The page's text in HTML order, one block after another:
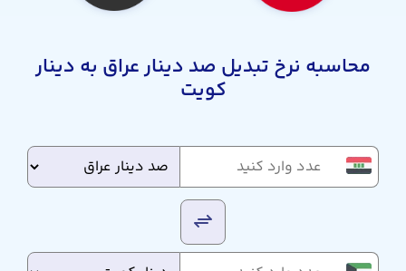
محاسبه نرخ تبدیل صد دینار عراق به دینار
کویت